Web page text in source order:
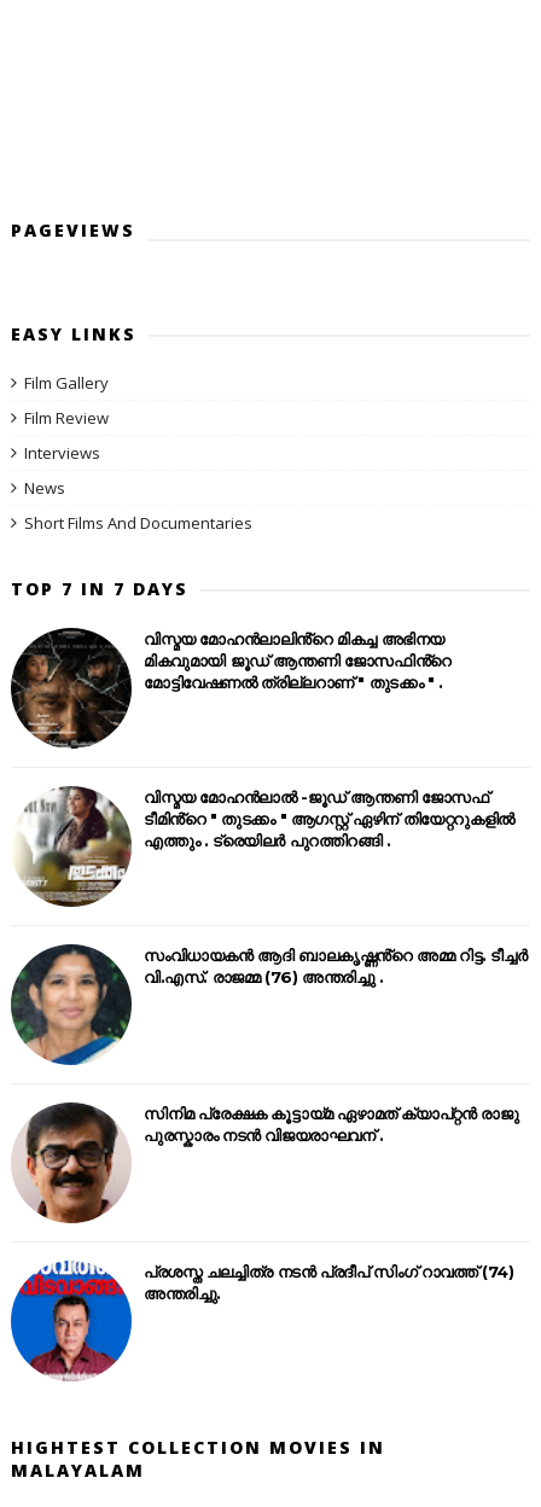
PAGEVIEWS
EASY LINKS
Film Gallery
Film Review
Interviews
News
Short Films And Documentaries
TOP 7 IN 7 DAYS
വിസ്മയ മോഹൻലാലിൻ്റെ മികച്ച അഭിനയ
മികവുമായി ജൂഡ് ആന്തണി ജോസഫിൻ്റെ
മോട്ടിവേഷണൽ ത്രില്ലറാണ് " തുടക്കം " .
വിസ്മയ മോഹൻലാൽ -ജൂഡ് ആന്തണി ജോസഫ്
ടീമിൻ്റെ " തുടക്കം " ആഗസ്റ്റ് ഏഴിന് തിയേറ്ററുകളിൽ
എത്തും . ട്രെയിലർ പുറത്തിറങ്ങി .
സംവിധായകൻ ആദി ബാലകൃഷ്ണൻ്റെ അമ്മ റിട്ട. ടീച്ചർ
വി.എസ്. രാജമ്മ (76) അന്തരിച്ചു .
സിനിമ പ്രേക്ഷക കൂട്ടായ്മ ഏഴാമത് ക്യാപ്റ്റൻ രാജു
പുരസ്കാരം നടൻ വിജയരാഘവന് .
പ്രശസ്ത ചലച്ചിത്ര നടൻ പ്രദീപ് സിംഗ് റാവത്ത് (74)
അന്തരിച്ചു.
HIGHTEST COLLECTION MOVIES IN
MALAYALAM